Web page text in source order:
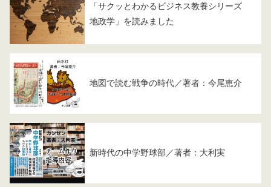
「サクッとわかるビジネス教養シリーズ
地政学」を読みました
地図で読む戦争の時代／著者：今尾恵介
新時代の中学野球部／著者：大利実